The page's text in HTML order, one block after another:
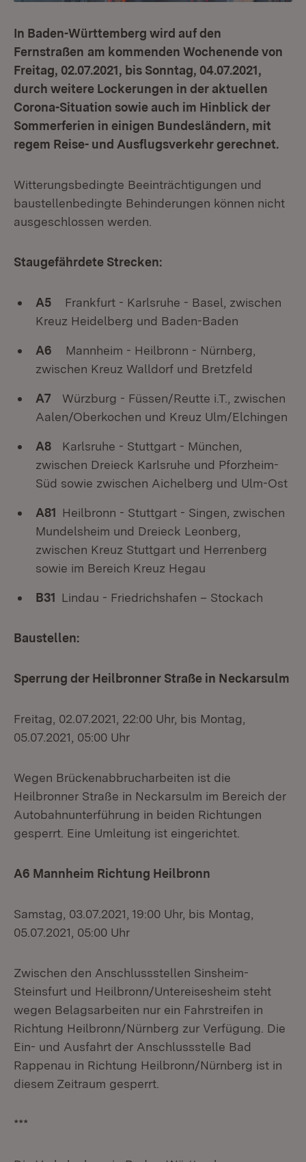
In Baden-Württemberg wird auf den
Fernstraßen am kommenden Wochenende von
Freitag, 02.07.2021, bis Sonntag, 04.07.2021,
durch weitere Lockerungen in der aktuellen
Corona-Situation sowie auch im Hinblick der
Sommerferien in einigen Bundesländern, mit
regem Reise- und Ausflugsverkehr gerechnet.
Witterungsbedingte Beeinträchtigungen und
baustellenbedingte Behinderungen können nicht
ausgeschlossen werden.
Staugefährdete Strecken:
A5 Frankfurt - Karlsruhe - Basel, zwischen
Kreuz Heidelberg und Baden-Baden
A6 Mannheim - Heilbronn - Nürnberg,
zwischen Kreuz Walldorf und Bretzfeld
A7 Würzburg - Füssen/Reutte i.T., zwischen
Aalen/Oberkochen und Kreuz Ulm/Elchingen
A8 Karlsruhe - Stuttgart - München,
zwischen Dreieck Karlsruhe und Pforzheim-
Süd sowie zwischen Aichelberg und Ulm-Ost
A81 Heilbronn - Stuttgart - Singen, zwischen
Mundelsheim und Dreieck Leonberg,
zwischen Kreuz Stuttgart und Herrenberg
sowie im Bereich Kreuz Hegau
B31 Lindau - Friedrichshafen – Stockach
Baustellen:
Sperrung der Heilbronner Straße in Neckarsulm
Freitag, 02.07.2021, 22:00 Uhr, bis Montag,
05.07.2021, 05:00 Uhr
Wegen Brückenabbrucharbeiten ist die
Heilbronner Straße in Neckarsulm im Bereich der
Autobahnunterführung in beiden Richtungen
gesperrt. Eine Umleitung ist eingerichtet.
A6 Mannheim Richtung Heilbronn
Samstag, 03.07.2021, 19:00 Uhr, bis Montag,
05.07.2021, 05:00 Uhr
Zwischen den Anschlussstellen Sinsheim-
Steinsfurt und Heilbronn/Untereisesheim steht
wegen Belagsarbeiten nur ein Fahrstreifen in
Richtung Heilbronn/Nürnberg zur Verfügung. Die
Ein- und Ausfahrt der Anschlussstelle Bad
Rappenau in Richtung Heilbronn/Nürnberg ist in
diesem Zeitraum gesperrt.
***